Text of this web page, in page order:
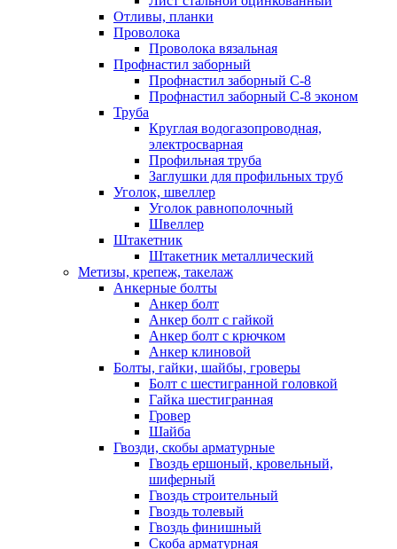
Отливы, планки
Проволока
Проволока вязальная
Профнастил заборный
Профнастил заборный С-8
Профнастил заборный С-8 эконом
Труба
Круглая водогазопроводная,
электросварная
Профильная труба
Заглушки для профильных труб
Уголок, швеллер
Уголок равнополочный
Швеллер
Штакетник
Штакетник металлический
Метизы, крепеж, такелаж
Анкерные болты
Анкер болт
Анкер болт с гайкой
Анкер болт с крючком
Анкер клиновой
Болты, гайки, шайбы, гроверы
Болт c шестигранной головкой
Гайка шестигранная
Гровер
Шайба
Гвозди, скобы арматурные
Гвоздь ершоный, кровельный,
шиферный
Гвоздь строительный
Гвоздь толевый
Гвоздь финишный
Скоба арматурная